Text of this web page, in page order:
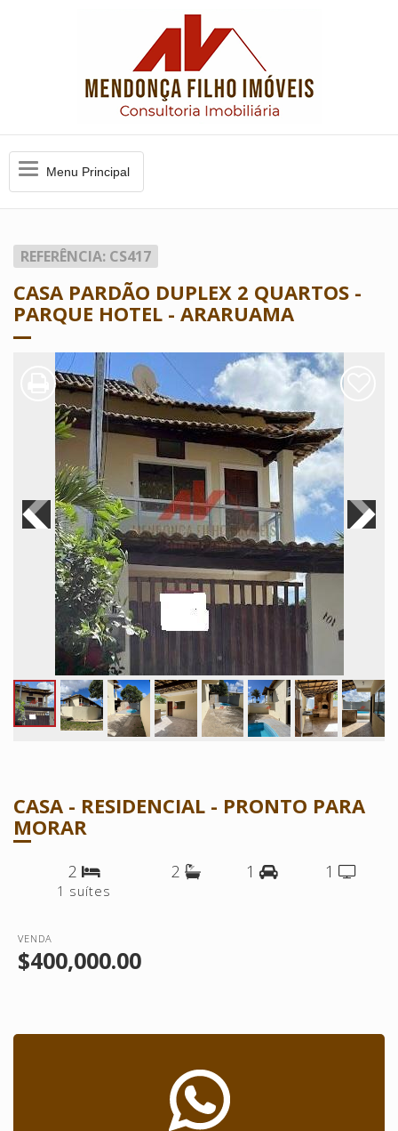
MenuMenu Principal
REFERÊNCIA: CS417
CASA PARDÃO DUPLEX 2 QUARTOS -
PARQUE HOTEL - ARARUAMA
CASA - RESIDENCIAL - PRONTO PARA
MORAR
2
1 suítes
2 1 1
VENDA
$400,000.00